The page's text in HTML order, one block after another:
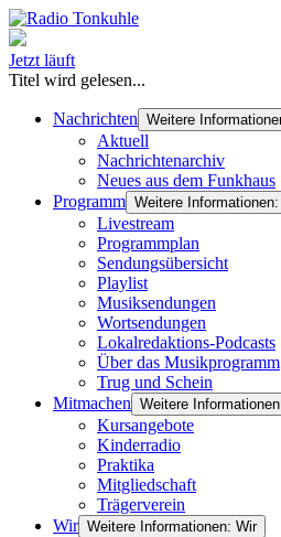
Jetzt läuft
Titel wird gelesen...
Nachrichten Weitere
Aktuell
Nachrichtenarchiv
Neues aus dem Funkhaus
Programm Weitere
Livestream
Programmplan
Sendungsübersicht
Playlist
Musiksendungen
Wortsendungen
Lokalredaktions-Podcasts
Über das Musikprogramm
Trug und Schein
Mitmachen Weitere
Kursangebote
Kinderradio
Praktika
Mitgliedschaft
Trägerverein
Wir Weitere Informationen: Wir